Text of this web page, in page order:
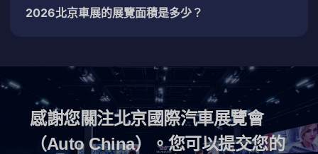
2026北京車展的展覽面積是多少？
感謝您關注北京國際汽車展覽會
（Auto China）。您可以提交您的